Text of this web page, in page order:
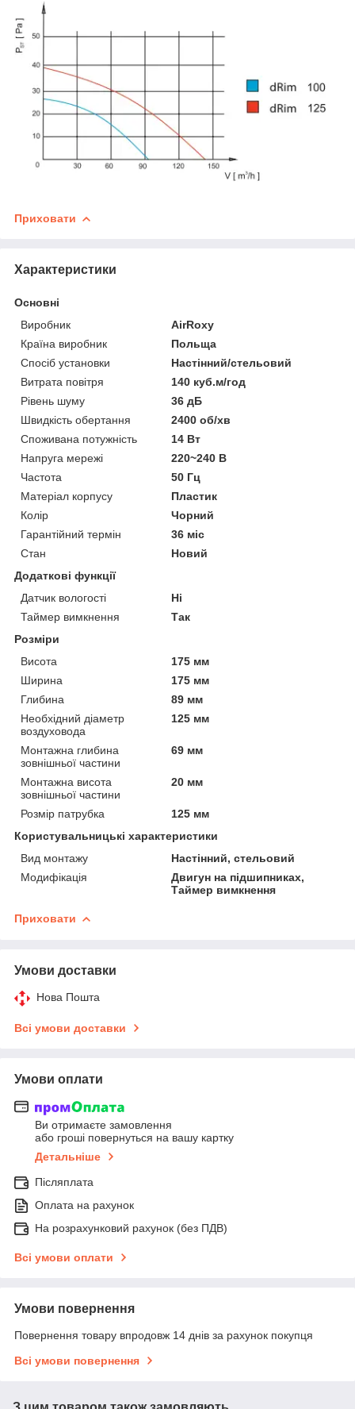
Приховати
Характеристики
Основні
Виробник
AirRoxy
Країна виробник
Польща
Спосіб установки
Настінний/стельовий
Витрата повітря
140 куб.м/год
Рівень шуму
36 дБ
Швидкість обертання
2400 об/хв
Споживана потужність
14 Вт
Напруга мережі
220~240 В
Частота
50 Гц
Матеріал корпусу
Пластик
Колір
Чорний
Гарантійний термін
36 міс
Стан
Новий
Додаткові функції
Датчик вологості
Ні
Таймер вимкнення
Так
Розміри
Висота
175 мм
Ширина
175 мм
Глибина
89 мм
Необхідний діаметр
воздуховода
125 мм
Монтажна глибина
зовнішньої частини
69 мм
Монтажна висота
зовнішньої частини
20 мм
Розмір патрубка
125 мм
Користувальницькі характеристики
Вид монтажу
Настінний, стельовий
Модифікація
Двигун на підшипниках,
Таймер вимкнення
Приховати
Умови доставки
Нова Пошта
Всі умови доставки
Умови оплати
Ви отримаєте замовлення
або гроші повернуться на вашу картку
Детальніше
Післяплата
Оплата на рахунок
На розрахунковий рахунок (без ПДВ)
Всі умови оплати
Умови повернення
Повернення товару впродовж 14 днів за рахунок покупця
Всі умови повернення